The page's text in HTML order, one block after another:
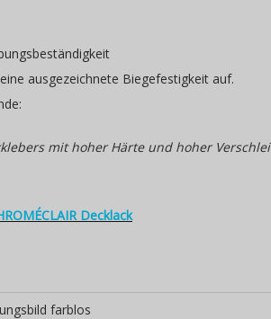
ausgezeichnete Biegefestigkeit auf.
mit hoher Härte und hoher
Decklack
farblos